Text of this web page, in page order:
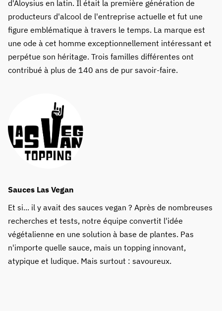
d'Aloysius en latin. Il était la première génération de
producteurs d'alcool de l'entreprise actuelle et fut une
figure emblématique à travers le temps. La marque est
une ode à cet homme exceptionnellement intéressant et
perpétue son héritage. Trois familles différentes ont
contribué à plus de 140 ans de pur savoir-faire.
Sauces Las Vegan
Et si... il y avait des sauces vegan ? Après de nombreuses
recherches et tests, notre équipe convertit l'idée
végétalienne en une solution à base de plantes. Pas
n'importe quelle sauce, mais un topping innovant,
atypique et ludique. Mais surtout : savoureux.